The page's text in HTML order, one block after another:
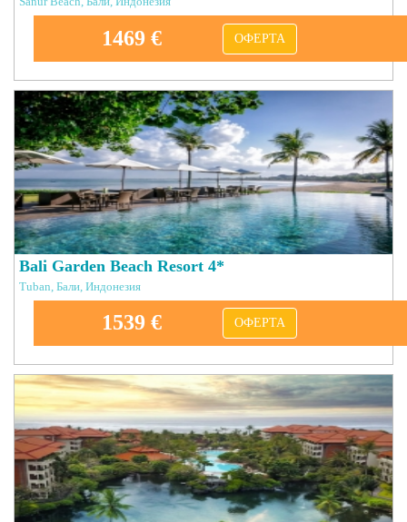
1469 € ОФЕРТА
Bali Garden Beach Resort 4*
Tuban, Бали, Индонезия
1539 € ОФЕРТА